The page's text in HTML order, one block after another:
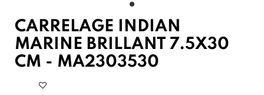
CARRELAGE INDIAN
MARINE BRILLANT 7.5X30
CM - MA2303530